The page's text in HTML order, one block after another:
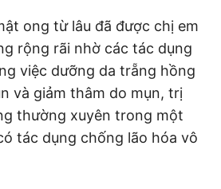
ong từ lâu đã được chị em
rộng rãi nhờ các tác dụng
việc dưỡng da trẵng hồng
và giảm thâm do mụn, trị
thường xuyên trong một
tác dụng chống lão hóa vô